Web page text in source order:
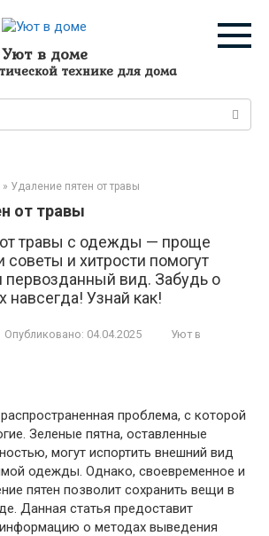
Уют в доме
технике для дома
» Удаление пятен от травы
от травы
от травы с одежды — проще
советы и хитрости помогут
первозданный вид. Забудь о
навсегда! Узнай как!
Опубликовано: 04.04.2025
Уют в
проблема, с которой
Зеленые пятна, оставленные
могут испортить внешний вид
одежды. Однако, своевременное и
пятен позволит сохранить вещи в
Данная статья предоставит
о методах выведения